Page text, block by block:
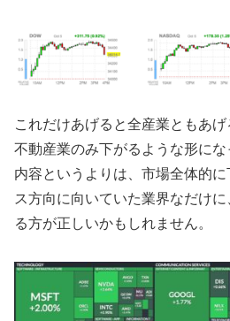
これだけあげると全産業ともあげ
不動産業のみ下がるような形に
内容というよりは、市場全体的
ス方向に向いていた業界なだけ
る方が正しいかもしれません。